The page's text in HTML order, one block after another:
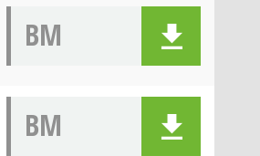
BM
BM